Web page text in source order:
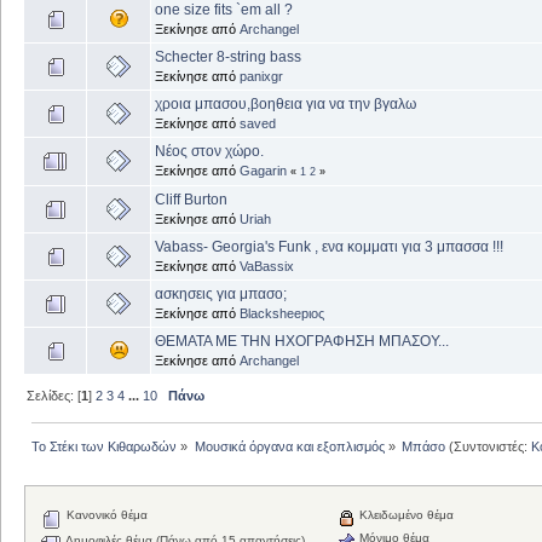
one size fits `em all ?
Ξεκίνησε από Archangel
Schecter 8-string bass
Ξεκίνησε από panixgr
χροια μπασου,βοηθεια για να την βγαλω
Ξεκίνησε από saved
Νέος στον χώρο.
Ξεκίνησε από Gagarin « 1 2 »
Cliff Burton
Ξεκίνησε από Uriah
Vabass- Georgia's Funk , ενα κομματι για 3 μπασσα !!!
Ξεκίνησε από VaBassix
ασκησεις για μπασο;
Ξεκίνησε από Blacksheepιος
ΘΕΜΑΤΑ ΜΕ ΤΗΝ ΗΧΟΓΡΑΦΗΣΗ ΜΠΑΣΟΥ...
Ξεκίνησε από Archangel
Σελίδες: [1]2 3 4 ... 10 Πάνω
Το Στέκι των Κιθαρωδών » Μουσικά όργανα και εξοπλισμός» Μπάσο(Συντονιστές:
Κανονικό θέμα
Κλειδωμένο θέμα
Μόνιμο θέμα